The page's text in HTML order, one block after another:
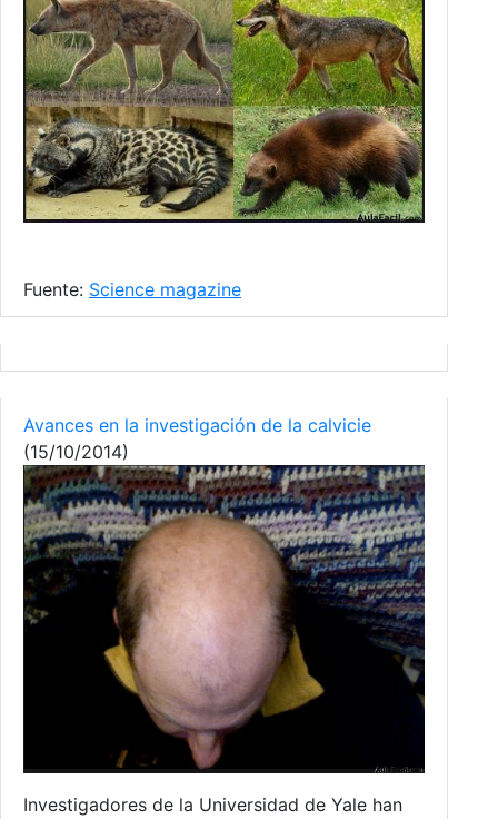
Fuente: Science magazine
Avances en la investigación de la calvicie
(15/10/2014)
Investigadores de la Universidad de Yale han